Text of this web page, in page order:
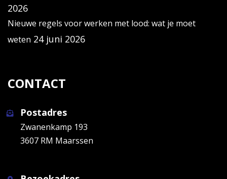
2026
Nieuwe regels voor werken met lood: wat je moet
weten 24 juni 2026
CONTACT
Postadres
Zwanenkamp 193
3607 RM Maarssen